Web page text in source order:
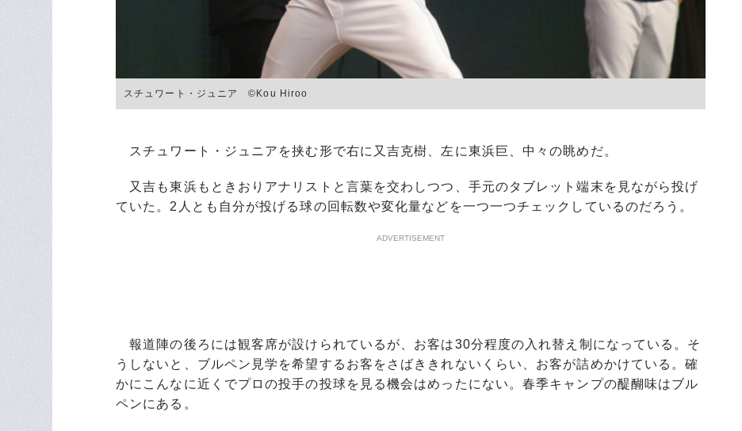
スチュワート・ジュニア ©Kou Hiroo
スチュワート・ジュニアを挟む形で右に又吉克樹、左に東浜巨、中々の眺めだ。
又吉も東浜もときおりアナリストと言葉を交わしつつ、手元のタブレット端末を見ながら投げ
ていた。2人とも自分が投げる球の回転数や変化量などを一つ一つチェックしているのだろう。
ADVERTISEMENT
報道陣の後ろには観客席が設けられているが、お客は30分程度の入れ替え制になっている。そ
うしないと、ブルペン見学を希望するお客をさばききれないくらい、お客が詰めかけている。確
かにこんなに近くでプロの投手の投球を見る機会はめったにない。春季キャンプの醍醐味はブル
ペンにある。